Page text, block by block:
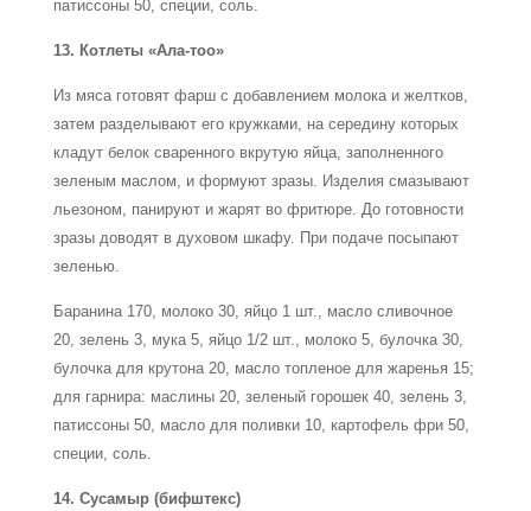
патиссоны 50, специи, соль.
13. Котлеты «Ала-тоо»
Из мяса готовят фарш с добавлением молока и желтков,
затем разделывают его кружками, на середину которых
кладут белок сваренного вкрутую яйца, заполненного
зеленым маслом, и формуют зразы. Изделия смазывают
льезоном, панируют и жарят во фритюре. До готовности
зразы доводят в духовом шкафу. При подаче посыпают
зеленью.
Баранина 170, молоко 30, яйцо 1 шт., масло сливочное
20, зелень 3, мука 5, яйцо 1/2 шт., молоко 5, булочка 30,
булочка для крутона 20, масло топленое для жаренья 15;
для гарнира: маслины 20, зеленый горошек 40, зелень 3,
патиссоны 50, масло для поливки 10, картофель фри 50,
специи, соль.
14. Сусамыр (бифштекс)